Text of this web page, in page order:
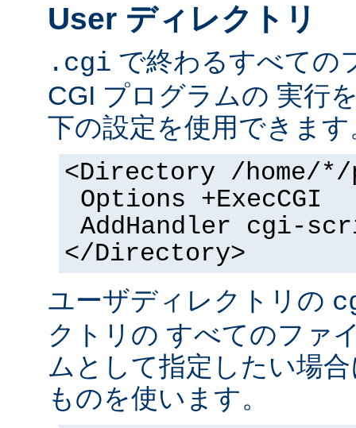
User ディレクトリ
.cgi で終わるすべての
CGI プログラムの 実行
下の設定を使用できます
<Directory /home/
Options +ExecCGI
AddHandler cgi-
</Directory>
ユーザディレクトリの
クトリの すべてのファ
ムとして指定したい場
ものを使います。